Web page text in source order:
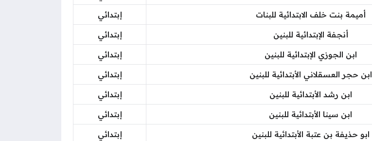
أميمة بنت خلف الابتدائية للبنات إبتدائي
أنجفة الإبتدائية للبنين إبتدائي
ابن الجوزي الإبتدائية للبنين إبتدائي
ابن حجر العسقلاني الأبتدائية للبنين إبتدائي
ابن رشد الأبتدائية للبنين إبتدائي
ابن سينا الأبتدائية للبنين إبتدائي
ابو حذيفة بن عتبة الأبتدائية للبنين إبتدائي